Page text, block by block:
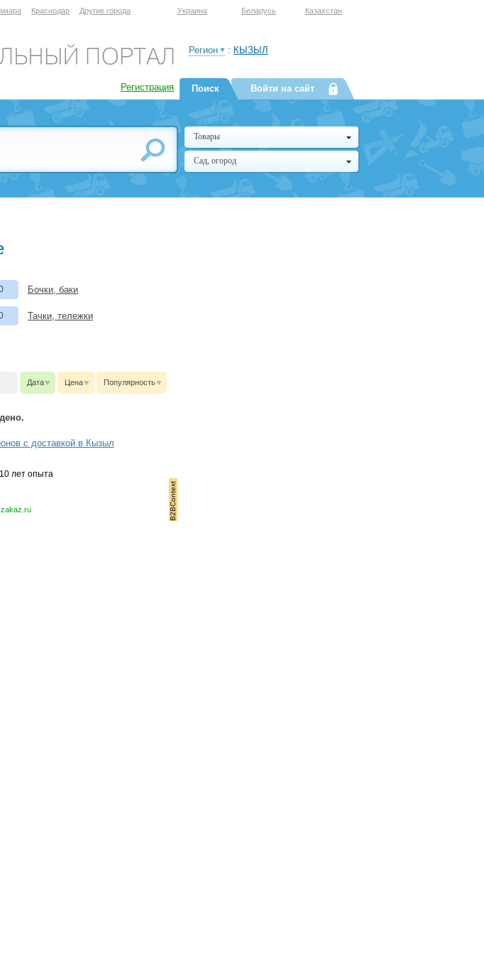
Краснодар Другие города Украина Беларусь Казахстан
Регистрация
Регион : КЫЗЫЛ
Поиск Войти на сайт
Товары
Сад, огород
Бочки, баки
Тачки, тележки
Дата Цена Популярность
с доставкой в Кызыл
лет опыта